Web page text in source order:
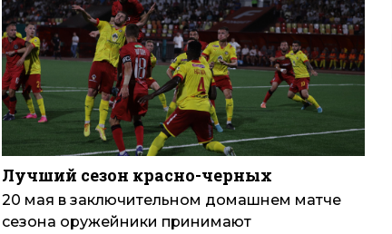
Лучший сезон красно-черных
20 мая в заключительном домашнем матче
сезона оружейники принимают